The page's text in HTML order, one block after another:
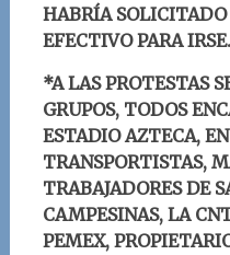
HABRÍA
EFECTIVO PARA IRSE.
*A LAS PROTESTAS
GRUPOS, TODOS
ESTADIO AZTECA,
TRANSPORTISTAS,
TRABAJADORES DE
CAMPESINAS, LA
PEMEX,